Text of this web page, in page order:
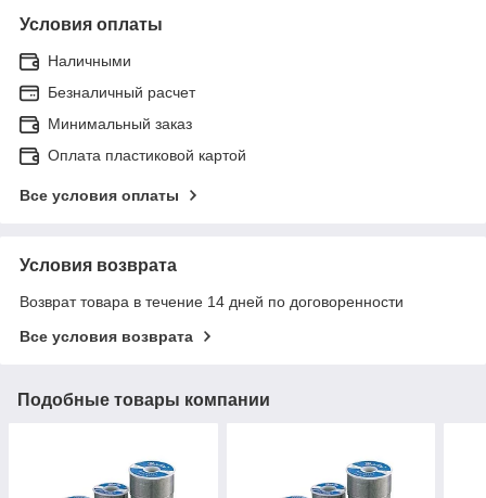
Условия оплаты
Наличными
Безналичный расчет
Минимальный заказ
Оплата пластиковой картой
Все условия оплаты
Условия возврата
Возврат товара в течение 14 дней по договоренности
Все условия возврата
Подобные товары компании